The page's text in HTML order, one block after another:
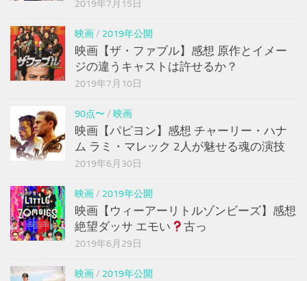
2019年7月15日
映画/ 2019年公開
映画【ザ・ファブル】感想 原作とイメー
ジの違うキャストは許せるか？
2019年7月10日
90点〜 / 映画
映画【パピヨン】感想 チャーリー・ハナ
ム ラミ・マレック 2人が魅せる魂の演技
2019年6月30日
映画/ 2019年公開
映画【ウィーアーリトルゾンビーズ】感想
絶望ダッサ エモい
古っ
2019年6月29日
映画/ 2019年公開